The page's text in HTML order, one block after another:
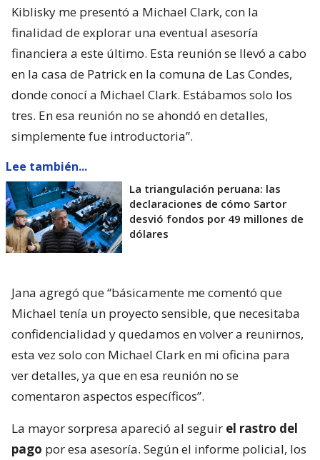
Kiblisky me presentó a Michael Clark, con la
finalidad de explorar una eventual asesoría
financiera a este último. Esta reunión se llevó a cabo
en la casa de Patrick en la comuna de Las Condes,
donde conocí a Michael Clark. Estábamos solo los
tres. En esa reunión no se ahondó en detalles,
simplemente fue introductoria”.
Lee también...
La triangulación peruana: las
declaraciones de cómo Sartor
desvió fondos por 49 millones de
dólares
Jana agregó que “básicamente me comentó que
Michael tenía un proyecto sensible, que necesitaba
confidencialidad y quedamos en volver a reunirnos,
esta vez solo con Michael Clark en mi oficina para
ver detalles, ya que en esa reunión no se
comentaron aspectos específicos”.
La mayor sorpresa apareció al seguir el rastro del
pago por esa asesoría. Según el informe policial, los